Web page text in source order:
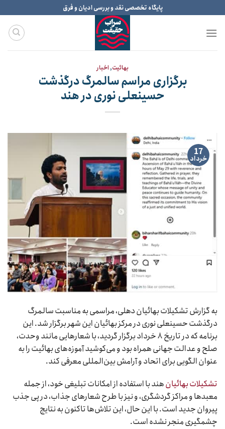
to
content
پایگاه تخصصی نقد و بررسی ادیان و فرق
بهائیت,اخبار
برگزاری مراسم سالمرگ درگذشت
حسینعلی نوری در هند
17
خرداد
به گزارش تشکیلات بهائیان دهلی، مراسمی به مناسبت سالمرگ
درگذشت حسینعلی نوری در مرکز بهائیان این شهر برگزار شد. این
برنامه که در تاریخ ۸ خرداد برگزار گردید، با شعارهایی مانند وحدت،
صلح و عدالت جهانی همراه بود و می‌کوشید آموزه‌های بهائیت را به
عنوان الگویی برای اتحاد و آرامش بین‌المللی معرفی کند.
تشکیلات بهائیانهند با استفاده از امکانات تبلیغی خود، از جمله
معبدها و مراکز گردشگری، و نیز با طرح شعارهای جذاب، در پی جذب
پیروان جدید است. با این حال، این تلاش‌ها تاکنون به نتایج
چشمگیری منجر نشده است.